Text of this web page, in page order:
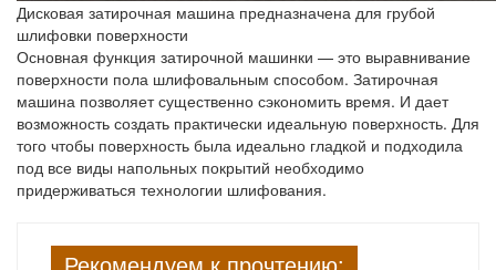
Дисковая затирочная машина предназначена для грубой
шлифовки поверхности
Основная функция затирочной машинки — это выравнивание
поверхности пола шлифовальным способом. Затирочная
машина позволяет существенно сэкономить время. И дает
возможность создать практически идеальную поверхность. Для
того чтобы поверхность была идеально гладкой и подходила
под все виды напольных покрытий необходимо
придерживаться технологии шлифования.